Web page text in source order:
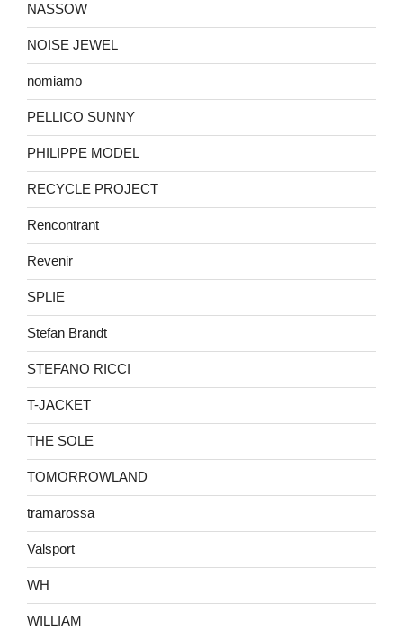
NASSOW
NOISE JEWEL
nomiamo
PELLICO SUNNY
PHILIPPE MODEL
RECYCLE PROJECT
Rencontrant
Revenir
SPLIE
Stefan Brandt
STEFANO RICCI
T-JACKET
THE SOLE
TOMORROWLAND
tramarossa
Valsport
WH
WILLIAM